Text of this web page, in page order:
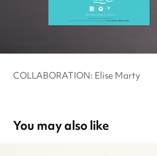
COLLABORATION: Elise Marty
You may also like